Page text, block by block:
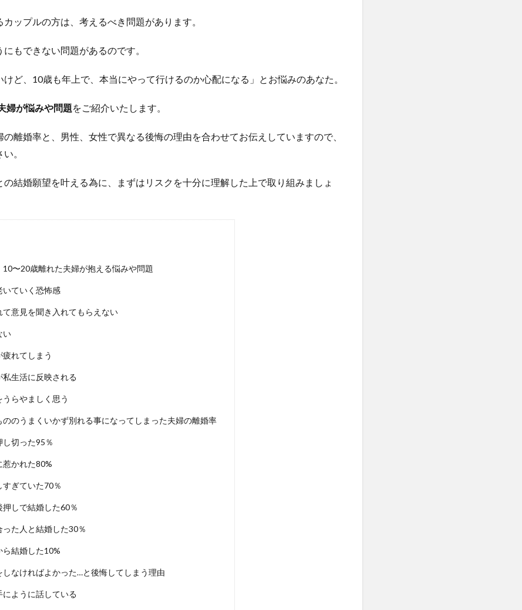
ップルの方は、考えるべき問題があります。
もできない問題があるのです。
けど、10歳も年上で、本当にやって行けるのか心配になる」とお悩みのあなた。
婦が悩みや問題をご紹介いたします。
の離婚率と、男性、女性で異なる後悔の理由を合わせてお伝えしていますので、
。
の結婚願望を叶える為に、まずはリスクを十分に理解した上で取り組みましょ
〜20歳離れた夫婦が抱える悩みや問題
いていく恐怖感
て意見を聞き入れてもらえない
い
れてしまう
私生活に反映される
らやましく思う
のうまくいかず別れる事になってしまった夫婦の離婚率
切った95％
惹かれた80%
ぎていた70％
押しで結婚した60％
た人と結婚した30％
ら結婚した10%
しなければよかった…と後悔してしまう理由
にように話している